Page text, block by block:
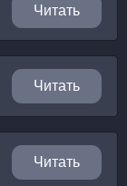
Читать
Читать
Читать